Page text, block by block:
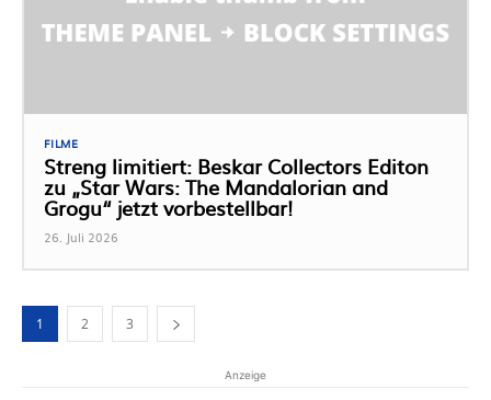
FILME
Streng limitiert: Beskar Collectors Editon
zu „Star Wars: The Mandalorian and
Grogu“ jetzt vorbestellbar!
26. Juli 2026
1 2 3
Anzeige